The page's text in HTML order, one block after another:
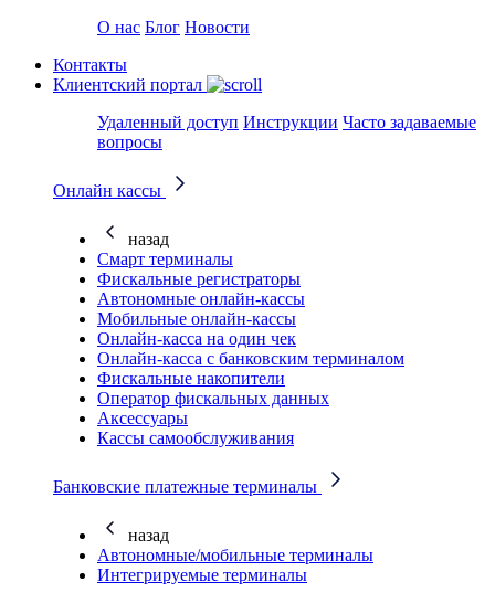
О нас Блог Новости
Контакты
Клиентский портал
Удаленный доступ Инструкции Часто задаваемые
вопросы
Онлайн кассы
назад
Смарт терминалы
Фискальные регистраторы
Автономные онлайн-кассы
Мобильные онлайн-кассы
Онлайн-касса на один чек
Онлайн-касса с банковским терминалом
Фискальные накопители
Оператор фискальных данных
Аксессуары
Кассы самообслуживания
Банковские платежные терминалы
назад
Автономные/мобильные терминалы
Интегрируемые терминалы